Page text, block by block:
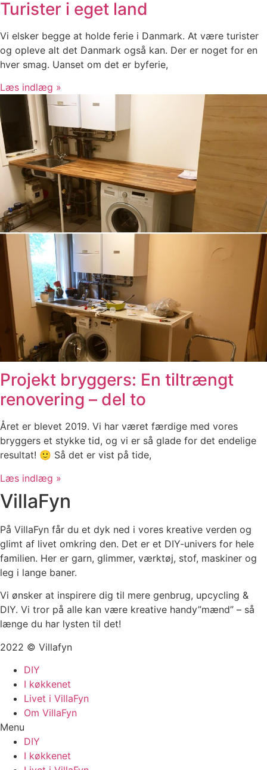
Turister i eget land
Vi elsker begge at holde ferie i Danmark. At være turister
og opleve alt det Danmark også kan. Der er noget for en
hver smag. Uanset om det er byferie,
Læs indlæg »
Projekt bryggers: En tiltrængt
renovering – del to
Året er blevet 2019. Vi har været færdige med vores
bryggers et stykke tid, og vi er så glade for det endelige
resultat! 🙂 Så det er vist på tide,
Læs indlæg »
VillaFyn
På VillaFyn får du et dyk ned i vores kreative verden og
glimt af livet omkring den. Det er et DIY-univers for hele
familien. Her er garn, glimmer, værktøj, stof, maskiner og
leg i lange baner.
Vi ønsker at inspirere dig til mere genbrug, upcycling &
DIY. Vi tror på alle kan være kreative handy”mænd” – så
længe du har lysten til det!
2022 © Villafyn
DIY
I køkkenet
Livet i VillaFyn
Om VillaFyn
Menu
DIY
I køkkenet